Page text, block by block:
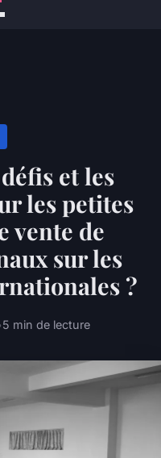
et les
les petites
vente de
sur les
?
5 min de lecture